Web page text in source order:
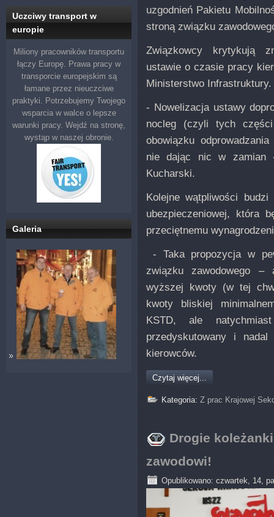
Uczciwy transport w
europie
Miliony pracowników transportu
łączy Europę. Prawa pracy w
transporcie europejskim są
łamane przez nieuczciwe
praktyki. Potrzebujemy Twojego
wsparcia w walce o lepsze
warunki pracy. Wejdź na stronę,
wystąp w naszej obronie.
Galeria
uzgodnień Pakietu
stroną związku
Związkowcy krytykują
ustawie o czasie pracy
Ministerstwo Infrastruktury.
- Nowelizacja ustawy
nocleg (czyli tych
obowiązku
nie dając nic w zamian
Kucharski.
Kolejne wątpliwości
ubezpieczeniowej, która
przeciętnemu
- Taka propozycja w
związku zawodowego –
wyższej kwoty (w tej
kwoty bliskiej
KSTD, ale
przedyskutowany i
kierowców.
Czytaj więcej...
Kategoria:Z prac Krajowej
Drogie
zawodowi!
Opublikowano: czwartek, 14,